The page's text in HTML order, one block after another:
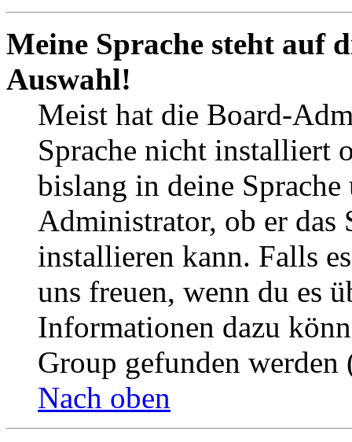
Meine Sprache steht auf
Auswahl!
Meist hat die Board-
Sprache nicht installiert
bislang in deine
Administrator, ob er das
installieren kann. Falls
uns freuen, wenn du es
Informationen dazu
Group gefunden
Nach oben